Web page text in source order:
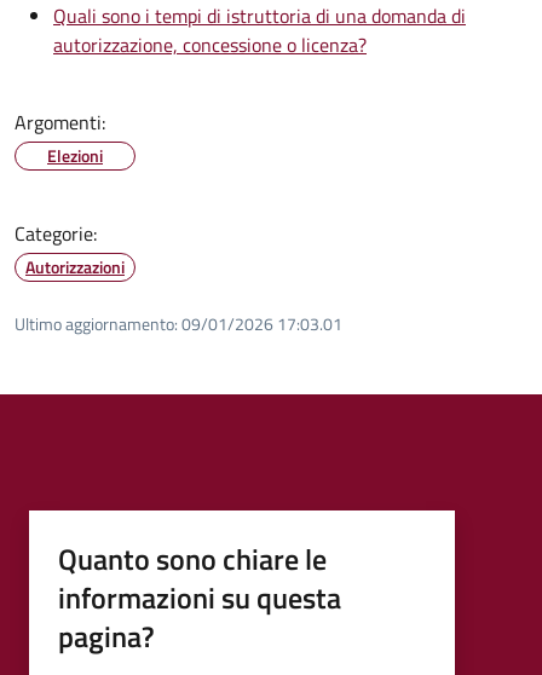
Quali sono i tempi di istruttoria di una domanda di
autorizzazione, concessione o licenza?
Argomenti:
Elezioni
Categorie:
Autorizzazioni
Ultimo aggiornamento:09/01/2026 17:03.01
Quanto sono chiare le
informazioni su questa
pagina?